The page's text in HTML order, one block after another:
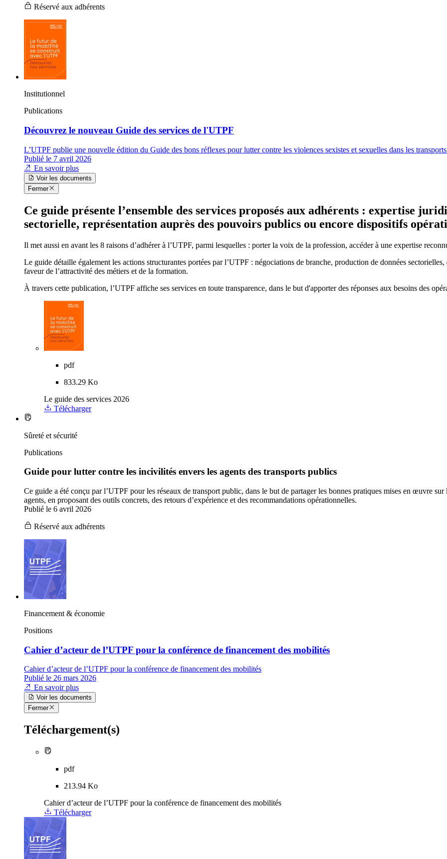
Réservé aux adhérents
Institutionnel
Publications
Découvrez le nouveau Guide des services de l'UTPF
L’UTPF publie une nouvelle édition du Guide des bons réflexes pour lutter contre les violences sexistes et sexuelles dans les
Publié le 7 avril 2026
En savoir plus
Voir les documents
Fermer
Ce guide présente l’ensemble des services proposés aux adhérents : expertise
sectorielle, représentation auprès des pouvoirs publics ou encore dispositifs
Il met aussi en avant les 8 raisons d’adhérer à l’UTPF, parmi lesquelles : porter la voix de la profession, accéder à une expertise
Le guide détaille également les actions structurantes portées par l’UTPF : négociations de branche, production de données
faveur de l’attractivité des métiers et de la formation.
À travers cette publication, l’UTPF affiche ses services en toute transparence, dans le but d'apporter des réponses aux besoins des
pdf
833.29 Ko
Le guide des services 2026
Télécharger
Sûreté et sécurité
Publications
Guide pour lutter contre les incivilités envers les agents des transports publics
Ce guide a été conçu par l’UTPF pour les réseaux de transport public, dans le but de partager les bonnes pratiques mises en œuvre
agents, en proposant des outils concrets, des retours d’expérience et des recommandations opérationnelles.
Publié le 6 avril 2026
Réservé aux adhérents
Financement & économie
Positions
Cahier d’acteur de l’UTPF pour la conférence de financement des mobilités
Cahier d’acteur de l’UTPF pour la conférence de financement des mobilités
Publié le 26 mars 2026
En savoir plus
Voir les documents
Fermer
Téléchargement(s)
pdf
213.94 Ko
Cahier d’acteur de l’UTPF pour la conférence de financement des mobilités
Télécharger